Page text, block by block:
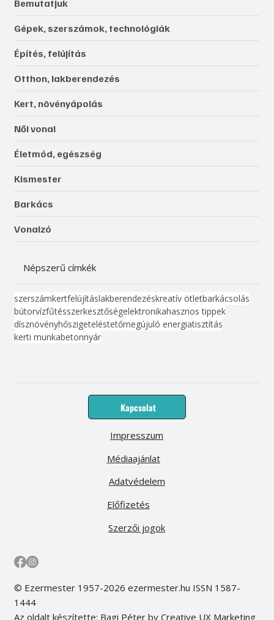
Bemutatjuk
Gépek, szerszámok, technológiák
Építés, felújítás
Otthon, lakberendezés
Kert, növényápolás
Női vonal
Életmód, egészség
Kismester
Barkács
Vonalzó
Népszerű címkék
szerszámkertfelújításlakberendezéskreatív ötletbarkácsolás
bútorvízfűtésszerkesztőségelektronikahasznos tippek
dísznövényhőszigeteléstetőmegújuló energiatisztítás
kerti munkabetonnyár
Kapcsolat
Médiaajánlat
Előfizetés
Impresszum
Adatvédelem
Szerzői jogok
© Ezermester 1957-2026 ezermester.hu ISSN 1587-
1444
Az oldalt készítette: Bagi Péter by Creative UX Marketing